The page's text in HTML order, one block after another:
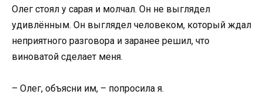
Олег стоял у сарая и молчал. Он не выглядел
удивлённым. Он выглядел человеком, который ждал
неприятного разговора и заранее решил, что
виноватой сделает меня.
– Олег, объясни им, – попросила я.